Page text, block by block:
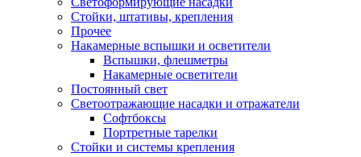
Стойки, штативы, крепления
Прочее
Накамерные вспышки и осветители
Вспышки, флешметры
Накамерные осветители
Постоянный свет
Светоотражающие насадки и отражатели
Софтбоксы
Портретные тарелки
Стойки и системы крепления